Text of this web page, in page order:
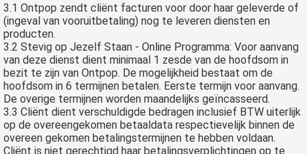
3.1 Ontpop zendt cliënt facturen voor door haar geleverde of
(ingeval van vooruitbetaling) nog te leveren diensten en
producten.
3.2 Stevig op Jezelf Staan - Online Programma: Voor aanvang
van deze dienst dient minimaal 1 zesde van de hoofdsom in
bezit te zijn van Ontpop. De mogelijkheid bestaat om de
hoofdsom in 6 termijnen betalen. Eerste termijn voor aanvang.
De overige termijnen worden maandelijks geïncasseerd.
3.3 Cliënt dient verschuldigde bedragen inclusief BTW uiterlijk
op de overeengekomen betaaldata respectievelijk binnen de
overeen gekomen betalingstermijnen te hebben voldaan.
Cliënt is niet gerechtigd haar betalingsverplichtingen op te